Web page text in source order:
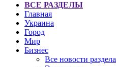
ВСЕ РАЗДЕЛЫ
Главная
Украина
Город
Мир
Бизнес
Все новости раздела